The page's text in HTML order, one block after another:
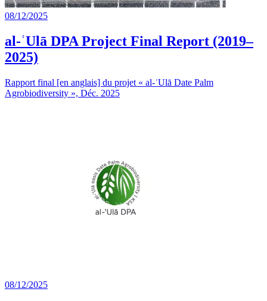
08/12/2025
al-ʿUlā DPA Project Final Report (2019–
2025)
Rapport final [en anglais] du projet « al-ʿUlā Date Palm
Agrobiodiversity », Déc. 2025
08/12/2025